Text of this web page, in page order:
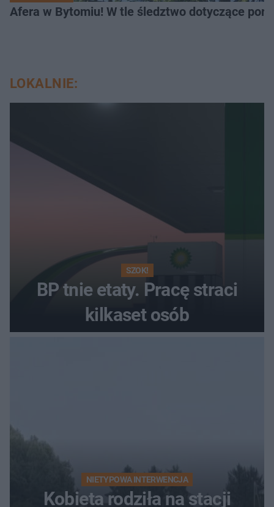
Afera w Bytomiu! W tle śledztwo dotyczące
LOKALNIE:
SZOK!
BP tnie etaty. Pracę straci
kilkaset osób
NIETYPOWA INTERWENCJA
Kobieta rodziła na stacji